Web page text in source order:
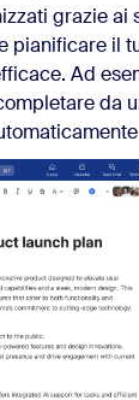
grazie ai
pianificare il
Ad
da